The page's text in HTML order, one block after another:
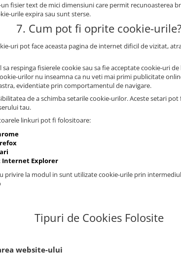
fisier text de mici dimensiuni care permit recunoasterea
urile expira sau sunt sterse.
7. Cum pot fi oprite cookie-urile?
uri pot face aceasta pagina de internet dificil de vizitat,
respinga fisierele cookie sau sa fie acceptate cookie-uri
urilor nu inseamna ca nu veti mai primi publicitate
evidentiate prin comportamentul de navigare.
de a schimba setarile cookie-urilor. Aceste setari
tau.
linkuri pot fi folositoare:
Internet Explorer
privire la modul in sunt utilizate cookie-urile prin
Tipuri de Cookies Folosite
website-ului